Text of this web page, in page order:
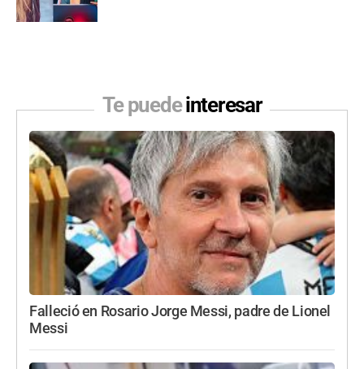
Te puedeinteresar
Falleció en Rosario Jorge Messi, padre de Lionel
Messi